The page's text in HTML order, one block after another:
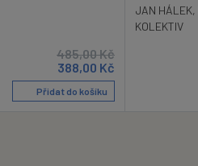
485,00Kč
388,00 Kč
Přidat do košíku
JAN HÁLEK,
KOLEKTIV